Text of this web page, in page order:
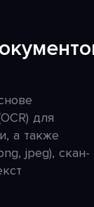
для
а также
jpeg), скан-